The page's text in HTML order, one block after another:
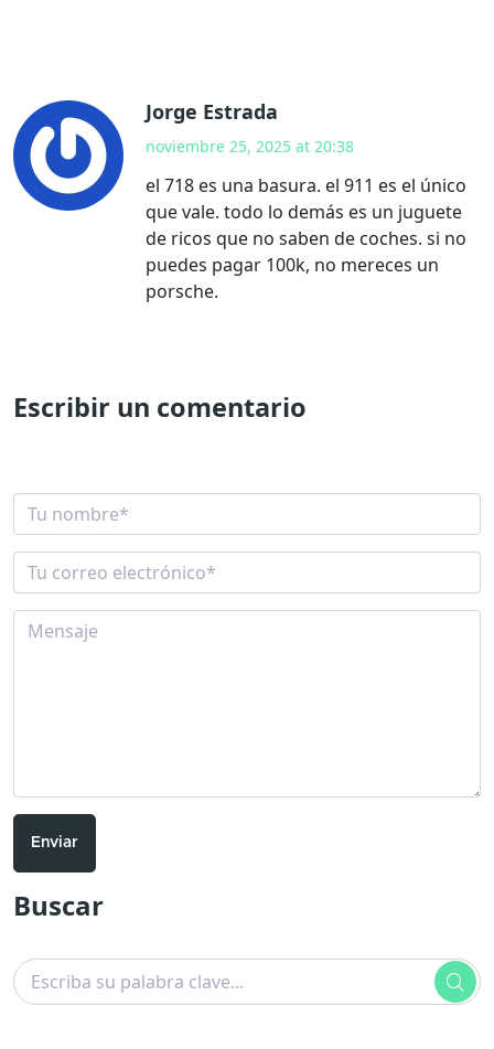
Jorge Estrada
noviembre 25, 2025 at 20:38
el 718 es una basura. el 911 es el único
que vale. todo lo demás es un juguete
de ricos que no saben de coches. si no
puedes pagar 100k, no mereces un
porsche.
Escribir un comentario
Enviar
Buscar